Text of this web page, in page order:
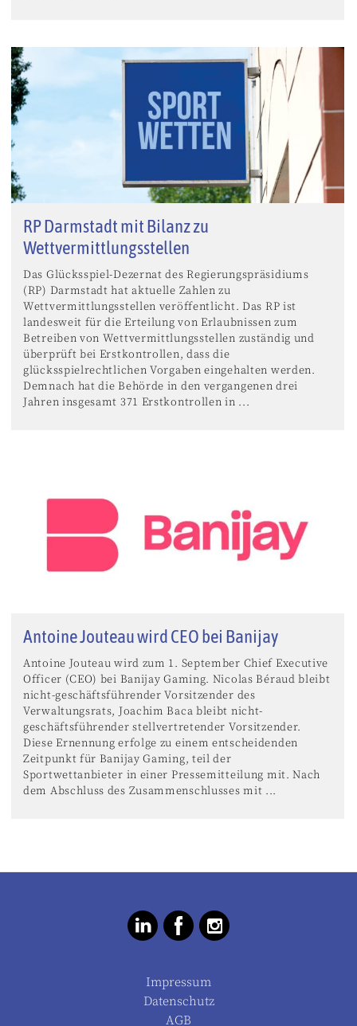
RP Darmstadt mit Bilanz zu
Wettvermittlungsstellen
Das Glücksspiel-Dezernat des Regierungspräsidiums
(RP) Darmstadt hat aktuelle Zahlen zu
Wettvermittlungsstellen veröffentlicht. Das RP ist
landesweit für die Erteilung von Erlaubnissen zum
Betreiben von Wettvermittlungsstellen zuständig und
überprüft bei Erstkontrollen, dass die
glücksspielrechtlichen Vorgaben eingehalten werden.
Demnach hat die Behörde in den vergangenen drei
Jahren insgesamt 371 Erstkontrollen in ...
Antoine Jouteau wird CEO bei Banijay
Antoine Jouteau wird zum 1. September Chief Executive
Officer (CEO) bei Banijay Gaming. Nicolas Béraud bleibt
nicht-geschäftsführender Vorsitzender des
Verwaltungsrats, Joachim Baca bleibt nicht-
geschäftsführender stellvertretender Vorsitzender.
Diese Ernennung erfolge zu einem entscheidenden
Zeitpunkt für Banijay Gaming, teil der
Sportwettanbieter in einer Pressemitteilung mit. Nach
dem Abschluss des Zusammenschlusses mit ...
Impressum
Datenschutz
AGB